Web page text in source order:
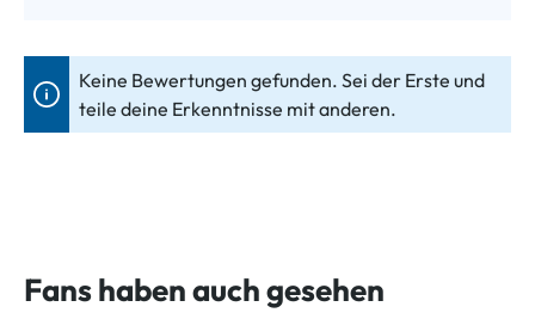
Keine Bewertungen gefunden. Sei der Erste und
teile deine Erkenntnisse mit anderen.
Fans haben auch gesehen